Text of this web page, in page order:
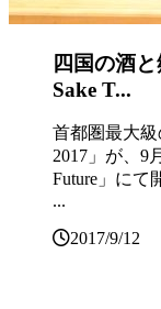
四国の酒
Sake T...
首都圏最大級
2017」が、9
Future」にて
...
2017/9/12